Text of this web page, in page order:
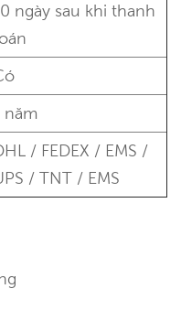
ngày sau khi thanh
năm
/ FEDEX / EMS /
/ TNT / EMS